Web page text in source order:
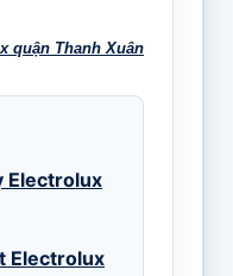
quận Thanh Xuân
Electrolux
Electrolux